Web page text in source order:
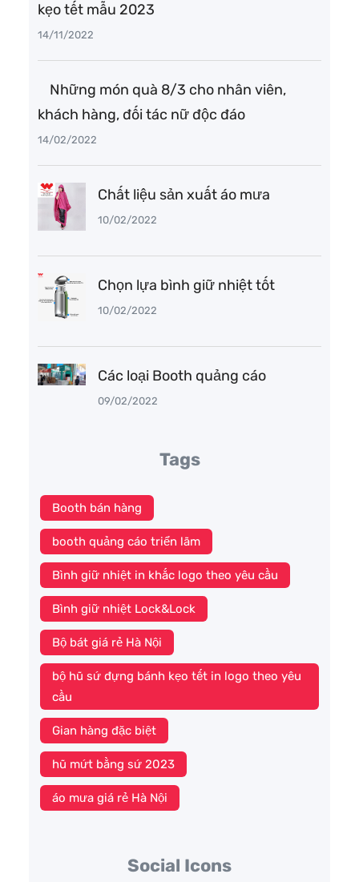
kẹo tết mẫu 2023
14/11/2022
Những món quà 8/3 cho nhân viên,
khách hàng, đối tác nữ độc đáo
14/02/2022
Chất liệu sản xuất áo mưa
10/02/2022
Chọn lựa bình giữ nhiệt tốt
10/02/2022
Các loại Booth quảng cáo
09/02/2022
Tags
Booth bán hàng
booth quảng cáo triển lãm
Bình giữ nhiệt in khắc logo theo yêu cầu
Bình giữ nhiệt Lock&Lock
Bộ bát giá rẻ Hà Nội
bộ hũ sứ đựng bánh kẹo tết in logo theo yêu
cầu
Gian hàng đặc biệt
hũ mứt bằng sứ 2023
áo mưa giá rẻ Hà Nội
Social Icons